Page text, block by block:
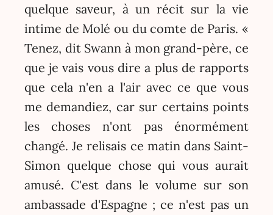
quelque saveur, à un récit sur la vie
intime de Molé ou du comte de Paris. «
Tenez, dit Swann à mon grand-père, ce
que je vais vous dire a plus de rapports
que cela n'en a l'air avec ce que vous
me demandiez, car sur certains points
les choses n'ont pas énormément
changé. Je relisais ce matin dans Saint-
Simon quelque chose qui vous aurait
amusé. C'est dans le volume sur son
ambassade d'Espagne ; ce n'est pas un